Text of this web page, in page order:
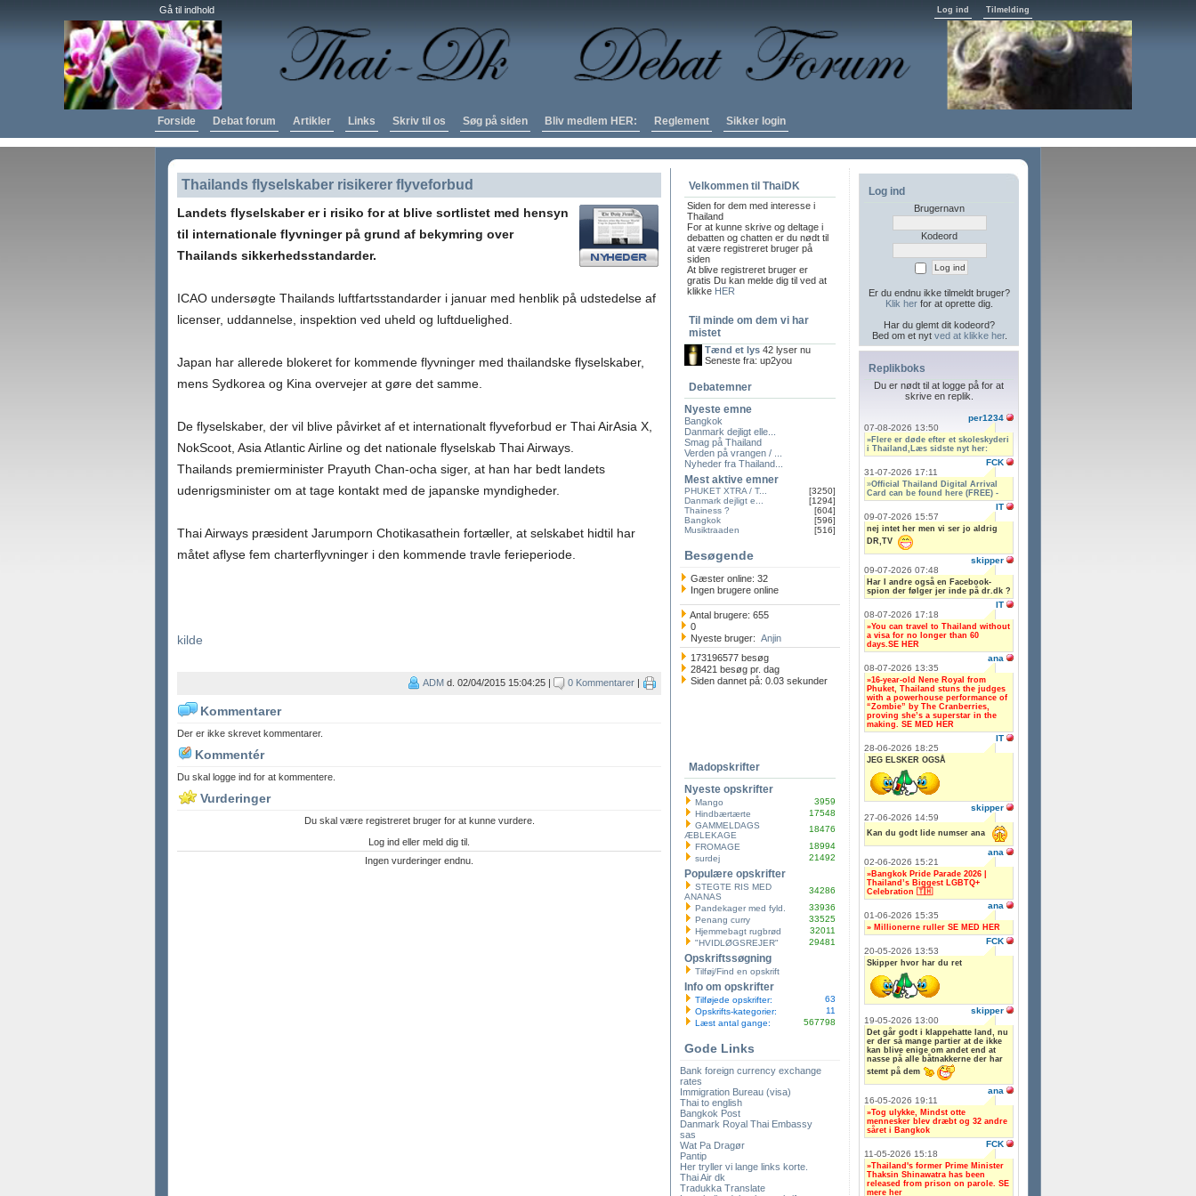
Gå til indhold Log ind Tilmelding
Forside Debat forum Artikler Links Skriv til os Søg på siden Bliv medlem HER: Reglement Sikker login
Thailands flyselskaber risikerer flyveforbud
Landets flyselskaber er i risiko for at blive sortlistet med hensyn
til internationale flyvninger på grund af bekymring over
Thailands sikkerhedsstandarder.
ICAO undersøgte Thailands luftfartsstandarder i januar med henblik på udstedelse af
licenser, uddannelse, inspektion ved uheld og luftduelighed.
Japan har allerede blokeret for kommende flyvninger med thailandske flyselskaber,
mens Sydkorea og Kina overvejer at gøre det samme.
De flyselskaber, der vil blive påvirket af et internationalt flyveforbud er Thai AirAsia X,
NokScoot, Asia Atlantic Airline og det nationale flyselskab Thai Airways.
Thailands premierminister Prayuth Chan-ocha siger, at han har bedt landets
udenrigsminister om at tage kontakt med de japanske myndigheder.
Thai Airways præsident Jarumporn Chotikasathein fortæller, at selskabet hidtil har
måtet aflyse fem charterflyvninger i den kommende travle ferieperiode.
kilde
ADM d. 02/04/2015 15:04:25 | 0 Kommentarer |
Kommentarer
Der er ikke skrevet kommentarer.
Kommentér
Du skal logge ind for at kommentere.
Vurderinger
Du skal være registreret bruger for at kunne vurdere.
Log ind eller meld dig til.
Ingen vurderinger endnu.
Velkommen til ThaiDK
Siden for dem med interesse i
Thailand
For at kunne skrive og deltage i
debatten og chatten er du nødt til
at være registreret bruger på
siden
At blive registreret bruger er
gratis Du kan melde dig til ved at
klikke HER
Til minde om dem vi har
mistet
Tænd et lys 42 lyser nu
Seneste fra: up2you
Debatemner
Nyeste emne
Bangkok
Danmark dejligt elle...
Smag på Thailand
Verden på vrangen / ...
Nyheder fra Thailand...
Mest aktive emner
PHUKET XTRA / T...
[3250]
Danmark dejligt e...
[1294]
Thainess ?
[604]
Bangkok
[596]
Musiktraaden
[516]
Besøgende
Gæster online: 32
Ingen brugere online
Antal brugere: 655
0
Nyeste bruger: Anjin
173196577 besøg
28421 besøg pr. dag
Siden dannet på: 0.03 sekunder
Madopskrifter
Nyeste opskrifter
Mango
3959
Hindbærtærte
17548
GAMMELDAGS
ÆBLEKAGE
18476
FROMAGE
18994
surdej
21492
Populære opskrifter
STEGTE RIS MED
ANANAS
34286
Pandekager med fyld.
33936
Penang curry
33525
Hjemmebagt rugbrød
32011
"HVIDLØGSREJER"
29481
Opskriftssøgning
Tilføj/Find en opskrift
Info om opskrifter
Tilføjede opskrifter:
63
Opskrifts-kategorier:
11
Læst antal gange:
567798
Gode Links
Bank foreign currency exchange
rates
Immigration Bureau (visa)
Thai to english
Bangkok Post
Danmark Royal Thai Embassy
sas
Wat Pa Dragør
Pantip
Her tryller vi lange links korte.
Thai Air dk
Tradukka Translate
Log ind
Brugernavn
Kodeord
Er du endnu ikke tilmeldt bruger?
Klik her for at oprette dig.
Har du glemt dit kodeord?
Bed om et nyt ved at klikke her.
Replikboks
Du er nødt til at logge på for at
skrive en replik.
per1234
07-08-2026 13:50
»Flere er døde efter et skoleskyderi
i Thailand,Læs sidste nyt her:
FCK
31-07-2026 17:11
»Official Thailand Digital Arrival
Card can be found here (FREE) -
IT
09-07-2026 15:57
nej intet her men vi ser jo aldrig
DR,TV
skipper
09-07-2026 07:48
Har I andre også en Facebook-
spion der følger jer inde på dr.dk ?
IT
08-07-2026 17:18
»You can travel to Thailand without
a visa for no longer than 60
days.SE HER
ana
08-07-2026 13:35
»16-year-old Nene Royal from
Phuket, Thailand stuns the judges
with a powerhouse performance of
“Zombie” by The Cranberries,
proving she’s a superstar in the
making. SE MED HER
IT
28-06-2026 18:25
JEG ELSKER OGSÅ
skipper
27-06-2026 14:59
Kan du godt lide numser ana
ana
02-06-2026 15:21
»Bangkok Pride Parade 2026 |
Thailand’s Biggest LGBTQ+
Celebration 🇹🇭
ana
01-06-2026 15:35
» Millionerne ruller SE MED HER
FCK
20-05-2026 13:53
Skipper hvor har du ret
skipper
19-05-2026 13:00
Det går godt i klappehatte land, nu
er der så mange partier at de ikke
kan blive enige om andet end at
nasse på alle båtnakkerne der har
stemt på dem
ana
16-05-2026 19:11
»Tog ulykke, Mindst otte
mennesker blev dræbt og 32 andre
såret i Bangkok
FCK
11-05-2026 15:18
»Thailand's former Prime Minister
Thaksin Shinawatra has been
released from prison on parole. SE
mere her